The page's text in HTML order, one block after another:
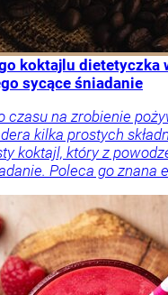
koktajlu dietetyczka
sycące śniadanie
czasu na zrobienie
kilka prostych
koktajl, który z
Poleca go znana